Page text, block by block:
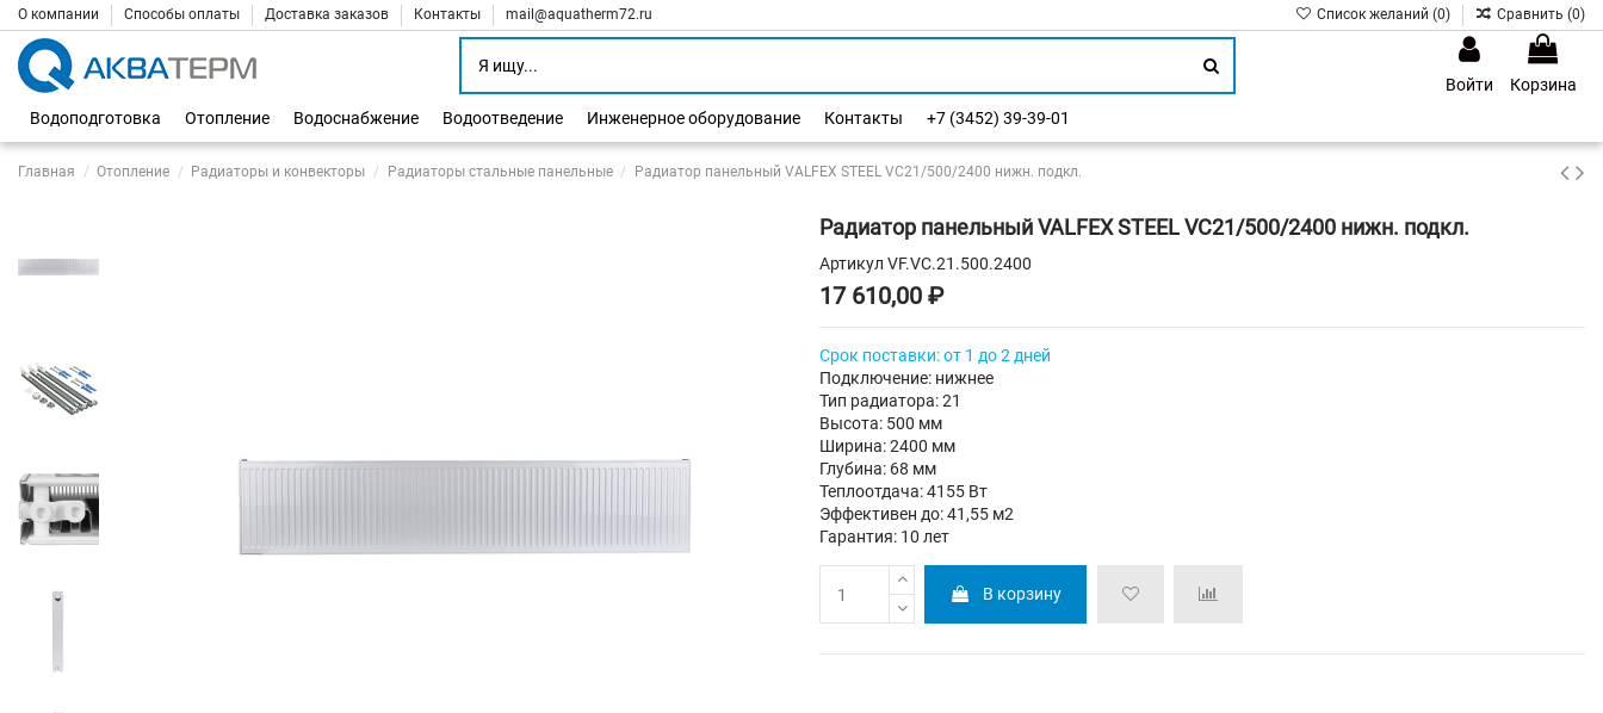
О компании Способы оплаты Доставка заказов Контакты mail@aquatherm72.ru Список желаний (0) Сравнить (0)
Войти
Корзина
Водоподготовка
Отопление Водоснабжение Водоотведение Инженерное оборудование Контакты +7 (3452) 39-39-01
Главная Отопление Радиаторы и конвекторы Радиаторы стальные панельные Радиатор панельный VALFEX STEEL VC21/500/2400 нижн. подкл.
Радиатор панельный VALFEX STEEL VC21/500/2400 нижн. подкл.
Артикул VF.VC.21.500.2400
17 610,00 ₽
Срок поставки: от 1 до 2 дней
Подключение: нижнее
Тип радиатора: 21
Высота: 500 мм
Ширина: 2400 мм
Глубина: 68 мм
Теплоотдача: 4155 Вт
Эффективен до: 41,55 м2
Гарантия: 10 лет
В корзину